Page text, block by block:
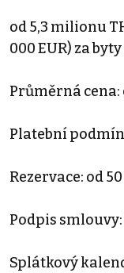
od 5,3 milionu
000 EUR) za
Průměrná cena:
Platební
Rezervace: od 50
Podpis smlouvy:
Splátkový